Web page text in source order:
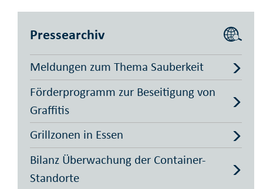
Pressearchiv
Meldungen zum Thema Sauberkeit
Förderprogramm zur Beseitigung von
Graffitis
Grillzonen in Essen
Bilanz Überwachung der Container-
Standorte